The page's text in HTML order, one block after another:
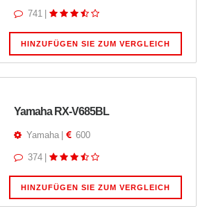
741
HINZUFÜGEN SIE ZUM VERGLEICH
Yamaha RX-V685BL
Yamaha 600
374
HINZUFÜGEN SIE ZUM VERGLEICH